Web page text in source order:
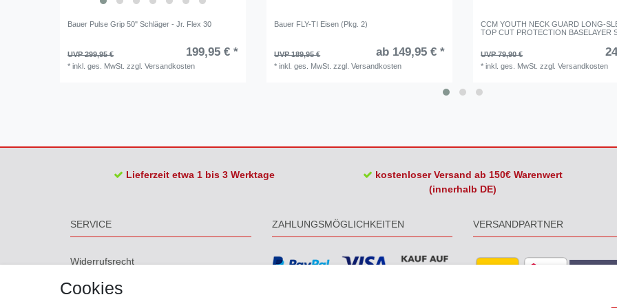
Bauer Pulse Grip 50" Schläger - Jr. Flex 30
UVP 299,95 € 199,95 € *
*inkl. ges. MwSt. zzgl.Versandkosten
Bauer FLY-TI Eisen (Pkg. 2)
UVP 189,95 € ab 149,95 € *
*inkl. ges. MwSt. zzgl.Versandkosten
CCM YOUTH NECK GUARD LONG-
TOP CUT PROTECTION BASELAYER
UVP 79,90 €
*inkl. ges. MwSt. zzgl.Versandkosten
Lieferzeit etwa 1 bis 3 Werktage
kostenloser Versand ab 150€ Warenwert
(innerhalb DE)
SERVICE
Widerrufs­recht
Impressum
ZAHLUNGSMÖGLICHKEITEN VERSANDPARTNER
Cookies